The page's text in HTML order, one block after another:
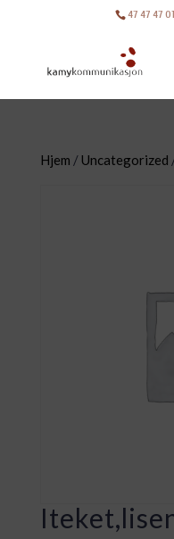
47 47 47 01
Hjem / Uncategorized